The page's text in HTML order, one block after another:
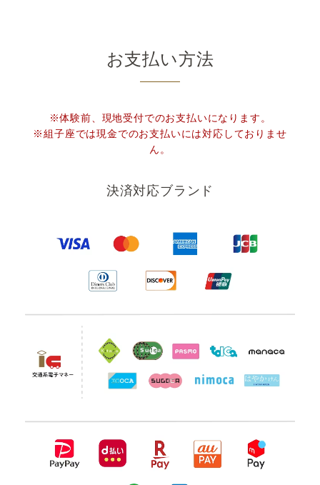
お支払い方法
※体験前、現地受付でのお支払いになります。
※組子座では現金でのお支払いには対応しておりませ
ん。
決済対応ブランド